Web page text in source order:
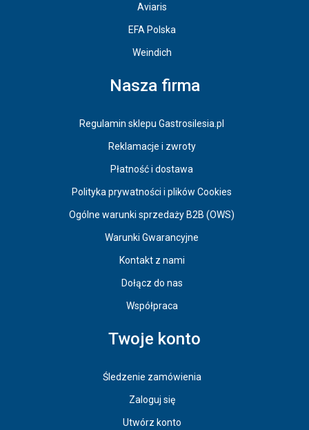
Aviaris
EFA Polska
Weindich
Nasza firma
Regulamin sklepu Gastrosilesia.pl
Reklamacje i zwroty
Płatność i dostawa
Polityka prywatności i plików Cookies
Ogólne warunki sprzedaży B2B (OWS)
Warunki Gwarancyjne
Kontakt z nami
Dołącz do nas
Współpraca
Twoje konto
Śledzenie zamówienia
Zaloguj się
Utwórz konto